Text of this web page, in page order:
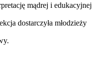
mądrej i edukacyjnej
dostarczyła młodzieży